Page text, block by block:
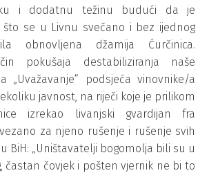
i dodatnu težinu budući da je
što se u Livnu svečano i bez ijednog
obnovljena džamija Ćurčinica.
pokušaja destabiliziranja naše
„Uvažavanje“ podsjeća vinovnike/a
javnost, na riječi koje je prilikom
izrekao livanjski gvardijan fra
za njeno rušenje i rušenje svih
BiH: „Uništavatelji bogomolja bili su u
častan čovjek i pošten vjernik ne bi to